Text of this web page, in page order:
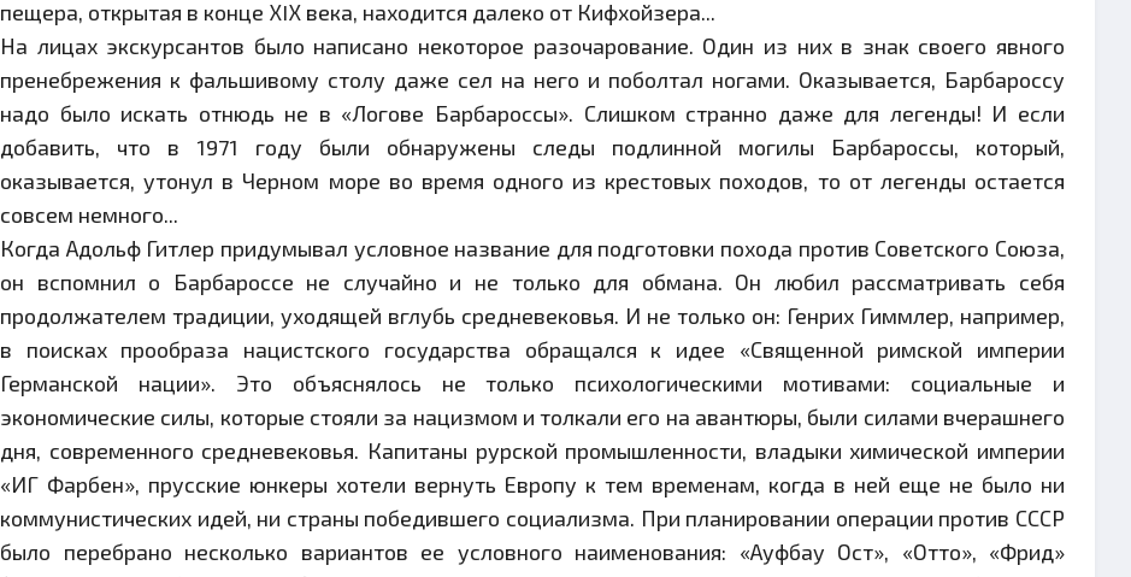
пещера, открытая в конце ХIХ века, находится далеко от Кифхойзера...
На лицах экскурсантов было написано некоторое разочарование. Один из них в знак своего явного
пренебрежения к фальшивому столу даже сел на него и поболтал ногами. Оказывается, Барбароссу
надо было искать отнюдь не в «Логове Барбароссы». Слишком странно даже для легенды! И если
добавить, что в 1971 году были обнаружены следы подлинной могилы Барбароссы, который,
оказывается, утонул в Черном море во время одного из крестовых походов, то от легенды остается
совсем немного...
Когда Адольф Гитлер придумывал условное название для подготовки похода против Советского Союза,
он вспомнил о Барбароссе не случайно и не только для обмана. Он любил рассматривать себя
продолжателем традиции, уходящей вглубь средневековья. И не только он: Генрих Гиммлер, например,
в поисках прообраза нацистского государства обращался к идее «Священной римской империи
Германской нации». Это объяснялось не только психологическими мотивами: социальные и
экономические силы, которые стояли за нацизмом и толкали его на авантюры, были силами вчерашнего
дня, современного средневековья. Капитаны рурской промышленности, владыки химической империи
«ИГ Фарбен», прусские юнкеры хотели вернуть Европу к тем временам, когда в ней еще не было ни
коммунистических идей, ни страны победившего социализма. При планировании операции против СССР
было перебрано несколько вариантов ее условного наименования: «Ауфбау Ост», «Отто», «Фрид»